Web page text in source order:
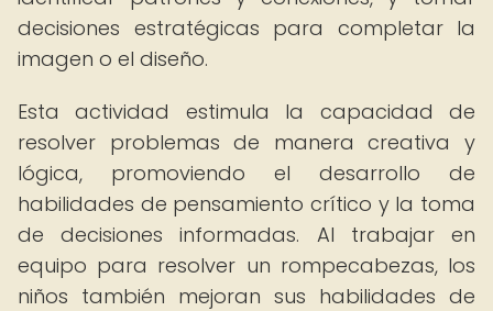
decisiones estratégicas para completar la
imagen o el diseño.
Esta actividad estimula la capacidad de
resolver problemas de manera creativa y
lógica, promoviendo el desarrollo de
habilidades de pensamiento crítico y la toma
de decisiones informadas. Al trabajar en
equipo para resolver un rompecabezas, los
niños también mejoran sus habilidades de